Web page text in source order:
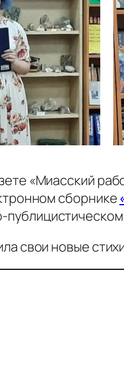
«Миасский
сборнике
свои новые